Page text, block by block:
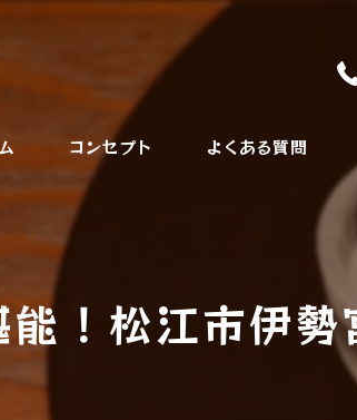
コンセプト よくある質問
！松江市伊